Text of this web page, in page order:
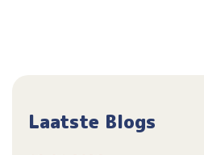
Laatste Blogs